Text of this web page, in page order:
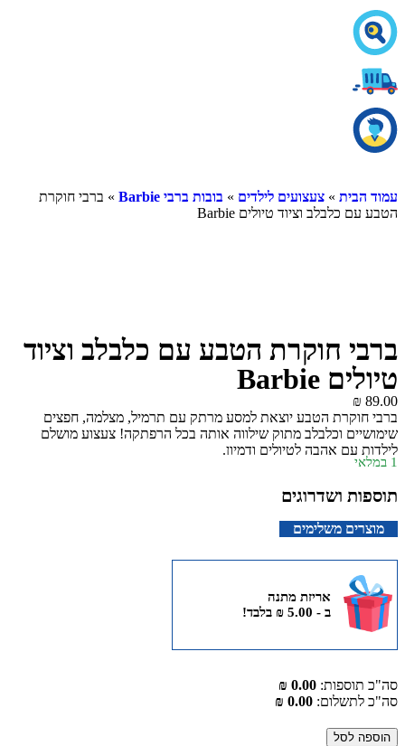
עמוד הבית » צעצועים לילדים » בובות ברבי Barbie
» ברבי חוקרת
הטבע עם כלבלב וציוד טיולים Barbie
ברבי חוקרת הטבע עם כלבלב וציוד
טיולים Barbie
₪ 89.00
ברבי חוקרת הטבע יוצאת למסע מרתק עם תרמיל, מצלמה, חפצים
שימושיים וכלבלב מתוק שילווה אותה בכל הרפתקה! צעצוע מושלם
לילדות עם אהבה לטיולים ודמיון.
1 במלאי
תוספות ושדרוגים
מוצרים משלימים
אריזת מתנה
ב -
₪5.00 בלבד!
סה"כ תוספות: 0.00 ₪
סה"כ לתשלום: 0.00 ₪
הוספה לסל